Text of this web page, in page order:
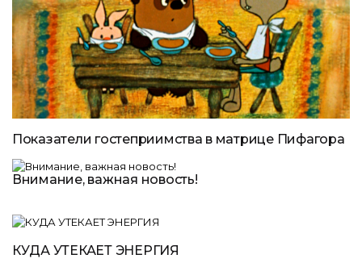
Показатели гостеприимства в матрице Пифагора
Внимание, важная новость!
КУДА УТЕКАЕТ ЭНЕРГИЯ